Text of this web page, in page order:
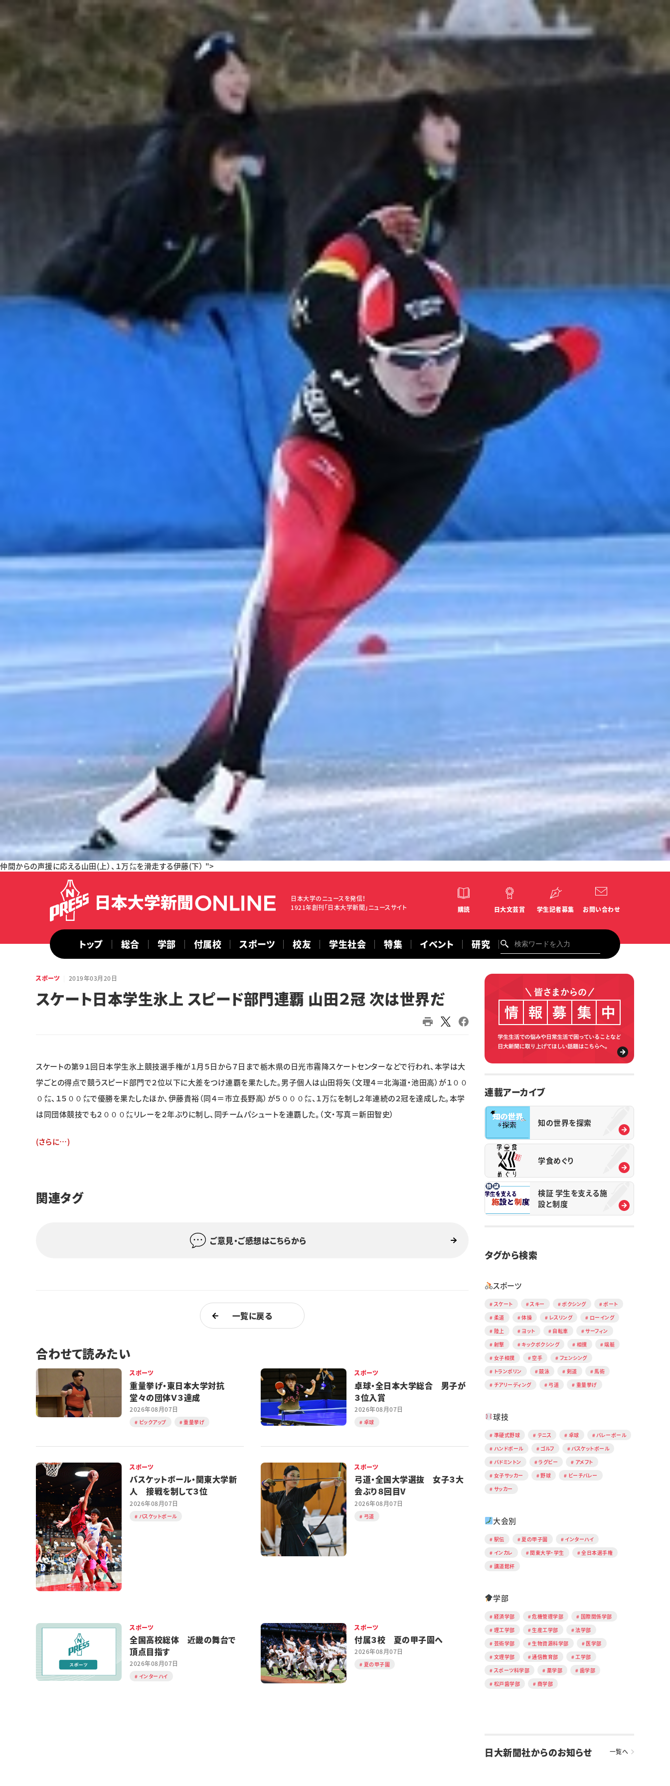
仲間からの声援に応える山田(上）、１万㍍を滑走する伊藤(下） ">
日本大学のニュースを発信！
1921年創刊「日本大学新聞」ニュースサイト
購読 日大文芸賞 学生記者募集 お問い合わせ
トップ 総合 学部 付属校 スポーツ 校友 学生社会 特集 イベント 研究
スポーツ 2019年03月20日
スケート日本学生氷上 スピード部門連覇 山田２冠 次は世界だ
スケートの第９１回日本学生氷上競技選手権が１月５日から７日まで栃木県の日光市霧降スケートセンターなどで行われ、本学は大
学ごとの得点で競うスピード部門で２位以下に大差をつけ連覇を果たした。男子個人は山田将矢（文理４＝北海道・池田高）が１００
０㍍、１５００㍍で優勝を果たしたほか、伊藤貴裕（同４＝市立長野高）が５０００㍍、１万㍍を制し２年連続の２冠を達成した。本学
は同団体競技でも２０００㍍リレーを２年ぶりに制し、同チームパシュートを連覇した。（文・写真＝新田智史）
(さらに…)
関連タグ
ご意見・ご感想はこちらから
一覧に戻る
合わせて読みたい
スポーツ
重量挙げ・東日本大学対抗
堂々の団体Ｖ３達成
2026年08月07日
ピックアップ 重量挙げ
スポーツ
卓球・全日本大学総合 男子が
３位入賞
2026年08月07日
卓球
スポーツ
バスケットボール・関東大学新
人 接戦を制して３位
2026年08月07日
バスケットボール
スポーツ
弓道・全国大学選抜 女子３大
会ぶり８回目V
2026年08月07日
弓道
スポーツ
全国高校総体 近畿の舞台で
頂点目指す
2026年08月07日
インターハイ
スポーツ
付属３校 夏の甲子園へ
2026年08月07日
夏の甲子園
連載アーカイブ
知の世界を探索
学食めぐり
検証 学生を支える施
設と制度
タグから検索
スポーツ
スケート スキー ボクシング
ボート
柔道
体操 レスリング
ローイング
陸上
ヨット 自転車
サーフィン
射撃
キックボクシング 相撲
端艇
女子相撲
空手
フェンシング
トランポリン
競泳 剣道
馬術
チアリーディング
弓道 重量挙げ
球技
準硬式野球 テニス 卓球
バレーボール
ハンドボール
ゴルフ
バスケットボール
バドミントン
ラグビー
アメフト
女子サッカー
野球
ビーチバレー
サッカー
大会別
駅伝 夏の甲子園
インターハイ
インカレ
関東大学・学生
全日本選手権
講道館杯
学部
経済学部 危機管理学部
国際関係学部
理工学部
生産工学部
法学部
芸術学部
生物資源科学部
医学部
文理学部
通信教育部
工学部
スポーツ科学部
薬学部
歯学部
松戸歯学部
商学部
日大新聞社からのお知らせ 一覧へ